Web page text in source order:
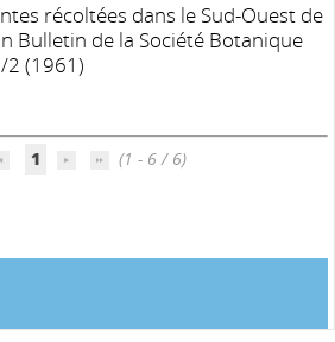
récoltées dans le Sud-Ouest de
Bulletin de la Société Botanique
2 (1961)
1 (1 - 6 / 6)